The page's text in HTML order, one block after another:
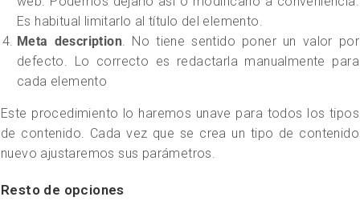
Es habitual limitarlo al título del elemento.
Meta description. No tiene sentido poner un valor por
defecto. Lo correcto es redactarla manualmente para
cada elemento
Este procedimiento lo haremos unave para todos los tipos
de contenido. Cada vez que se crea un tipo de contenido
nuevo ajustaremos sus parámetros.
Resto de opciones